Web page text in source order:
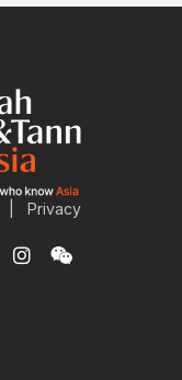
Privacy
I
n
W
e